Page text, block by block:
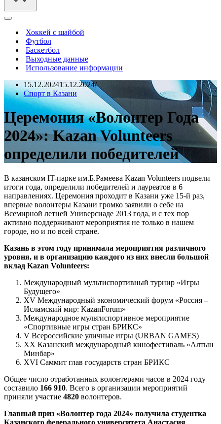
Меню
навигацииХоккей с шайбой
Футбол
Баскетбол
Выходные данные
Использование информации
15.12.202415.12.2024
Спорт в Казани
Церемония «Волонтер Года
2024»: Kazan Volunteers
определили победителей
В казанском IT-парке им.Б.Рамеева Kazan Volunteers подвели
итоги года, определили победителей и лауреатов в 6
направлениях. Церемония проходит в Казани уже 15-й раз,
впервые волонтеры Казани громко заявили о себе на
Всемирной летней Универсиаде 2013 года, и с тех пор
активно поддерживают мероприятия не только в нашем
городе, но и по всей стране.
Казань в этом году принимала мероприятия различного
уровня, и в организацию каждого из них внесли большой
вклад Kazan Volunteers:
Международный мультиспортивный турнир «Игры
Будущего»
XV Международный экономический форум «Россия –
Исламский мир: KazanForum»
Международное мультиспортивное мероприятие
«Спортивные игры стран БРИКС»
V Всероссийские уличные игры (URBAN GAMES)
XX Казанский международный кинофестиваль «Алтын
Минбар»
XVI Саммит глав государств стран БРИКС
Общее число отработанных волонтерами часов в 2024 году
составило 166 910. Всего в организации мероприятий
приняли участие 4820 волонтеров.
Главный приз «Волонтер года 2024» получила студентка
Казанского федерального университета Анастасия